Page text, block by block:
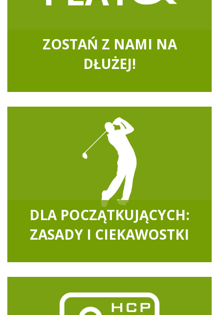
ZOSTAŃ Z NAMI NA
DŁUŻEJ!
DLA POCZĄTKUJĄCYCH:
ZASADY I CIEKAWOSTKI